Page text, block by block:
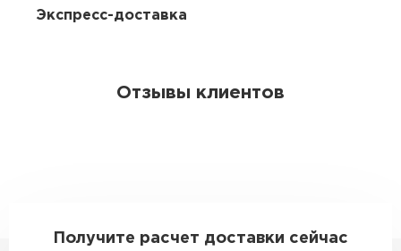
Экспресс-доставка
Отзывы клиентов
Получите расчет доставки сейчас